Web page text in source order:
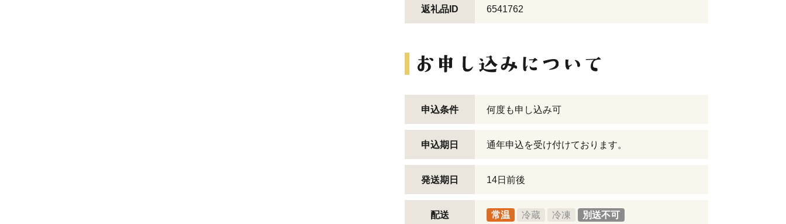
返礼品ID 6541762
申込条件 何度も申し込み可
申込期日 通年申込を受け付けております。
発送期日 14日前後
配送 常温 冷蔵 冷凍 別送不可